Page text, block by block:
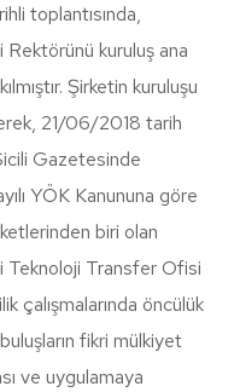
toplantısında,
kuruluş ana
Şirketin kuruluşu
21/06/2018 tarih
Gazetesinde
YÖK Kanununa göre
biri olan
Teknoloji Transfer Ofisi
çalışmalarında öncülük
fikri mülkiyet
ve uygulamaya